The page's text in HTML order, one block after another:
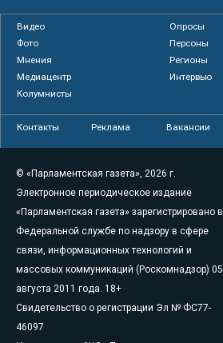
Видео
Опросы
Фото
Персоны
Мнения
Регионы
Медиацентр
Интервью
Колумнисты
Контакты Реклама Вакансии
© «Парламентская газета», 2026 г.
Электронное периодическое издание
«Парламентская газета» зарегистрировано в
Федеральной службе по надзору в сфере
связи, информационных технологий и
массовых коммуникаций (Роскомнадзор) 05
августа 2011 года. 18+
Свидетельство о регистрации Эл № ФС77-
46097